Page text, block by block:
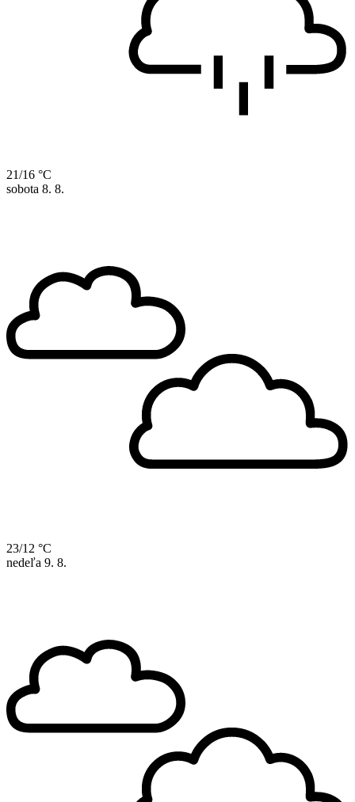
21/16 °C
sobota 8. 8.
23/12 °C
nedeľa 9. 8.